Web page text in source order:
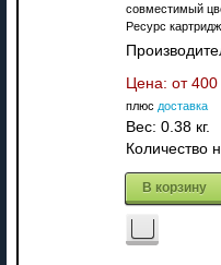
совместимый
Ресурс
Цена: от 400
плюс доставка
Вес: 0.38 кг.
Количество
В корзину